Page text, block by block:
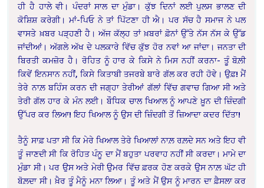
ਹੀ ਹੈ ਹਾਲੇ ਵੀ। ਪੰਦਰਾਂ ਸਾਲ ਦਾ ਮੁੰਡਾ। ਕੁੱਝ ਦਿਨਾਂ ਲਈ ਪੁਲਸ ਭਾਲਣ ਦੀ
ਕੋਸ਼ਿਸ਼ ਕਰੇਗੀ। ਮਾਂ-ਪਿਓ ਨੇ ਤਾਂ ਪਿੱਟਣਾ ਹੀ ਐ। ਪਰ ਸੱਚ ਹੈ ਸਮਾਜ ਨੇ ਪਲ
ਵਾਸਤੇ ਖ਼ਬਰ ਪੜ੍ਹਣੀ ਹੈ। ਅੱਜ ਕੱਲ੍ਹ ਤਾਂ ਖ਼ਬਰਾਂ ਫ਼ੋਨਾਂ ਉੱਤੇ ਨੱਸ ਨੱਸ ਕੇ ਉੱਡ
ਜਾਂਦੀਆਂ। ਅੱਗਲੇ ਅੱਖ ਦੇ ਪਲਕਾਰੇ ਵਿੱਚ ਕੁੱਝ ਹੋਰ ਨਵਾਂ ਆ ਜਾਂਦਾ। ਜਨਤਾ ਦੀ
ਬਿਰਤੀ ਕਮਜ਼ੋਰ ਹੈ। ਰੋਹਿਤ ਨੂੰ ਹਾਰ ਕੇ ਕਿਸੇ ਨੇ ਮਿਸ ਨਹੀਂ ਕਰਨਾ- ਤੂੰ ਬੋਲ਼ੀ
ਕਿਵੇਂ ਇਨਸਾਨ ਨਹੀਂ, ਕਿਸੇ ਕਿਤਾਬੀ ਤਜਰਬੇ ਬਾਰੇ ਗੱਲ ਕਰ ਰਹੀ ਹੋਵੇ। ਉਫ਼! ਮੈਂ
ਤੇਰੇ ਨਾਲ਼ ਬਹਿੰਸ ਕਰਨ ਦੀ ਜਗ੍ਹਾ ਤੇਰੀਆਂ ਗੱਲਾਂ ਵਿੱਚ ਗਵਾਚ ਗਿਆ ਸੀ ਅਤੇ
ਤੇਰੀ ਗੱਲ ਹਾਰ ਕੇ ਮੰਨ ਲਈ। ਬੌਧਿਕ ਚਾਲ ਖਿਆਲ ਨੂੰ ਆਪਣੇ ਖ਼ੂਨ ਦੀ ਜ਼ਿੰਦਗੀ
ਉੱਪਰ ਕਰ ਲਿਆ! ਇਹ ਖਿਆਲ ਨੂੰ ਉਸ ਦੀ ਜ਼ਿੰਦਗੀ ਤੋਂ ਜ਼ਿਆਦਾ ਕਦਰ ਦਿੱਤਾ!
ਤੈਨੂੰ ਸਾਫ਼ ਪਤਾ ਸੀ ਕਿ ਮੇਰੇ ਖਿਆਲ ਤੇਰੇ ਖਿਆਲਾਂ ਨਾਲ਼ ਰਲ਼ਦੇ ਸਨ ਅਤੇ ਇਹ ਵੀ
ਤੂੰ ਜਾਣਦੀ ਸੀ ਕਿ ਰੋਹਿਤ ਪੰਨੂ ਦਾ ਮੈਂ ਬਹੁਤਾ ਪਰਵਾਹ ਨਹੀਂ ਸੀ ਕਰਦਾ। ਮਾਮੇ ਦਾ
ਮੁੰਡਾ ਸੀ। ਪਰ ਉਸ ਅਤੇ ਮੇਰੀ ਉਮਰ ਵਿੱਚ ਫ਼ਰਕ ਹੋਣ ਕਰਕੇ ਉਸ ਨਾਲ਼ ਘੱਟ ਹੀ
ਬੋਲ਼ਦਾ ਸੀ। ਖ਼ੈਰ ਤੂੰ ਮੈਨੂੰ ਮਨਾ ਲਿਆ। ਤੂੰ ਅਤੇ ਮੈਂ ਉਸ ਨੂੰ ਮਾਰਨ ਦਾ ਫ਼ੈਸਲਾ ਕਰ